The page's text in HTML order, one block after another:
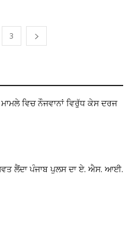
3
ਵਿਚ ਨੌਜਵਾਨਾਂ ਵਿਰੁੱਧ ਕੇਸ ਦਰਜ
ਲੈਂਦਾ ਪੰਜਾਬ ਪੁਲਸ ਦਾ ਏ. ਐਸ. ਆਈ.